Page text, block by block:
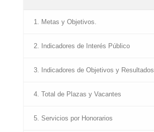
1. Metas y Objetivos.
2. Indicadores de Interés Público
3. Indicadores de Objetivos y Resultados
4. Total de Plazas y Vacantes
5. Servicios por Honorarios